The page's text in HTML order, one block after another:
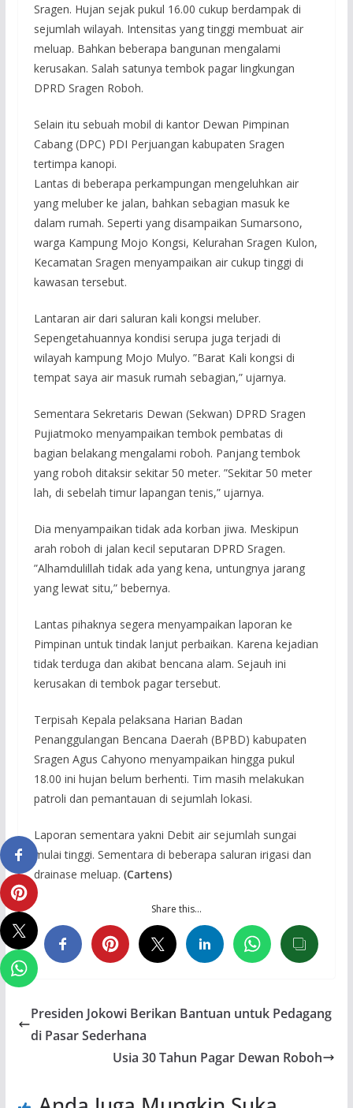
Sragen. Hujan sejak pukul 16.00 cukup berdampak di
sejumlah wilayah. Intensitas yang tinggi membuat air
meluap. Bahkan beberapa bangunan mengalami
kerusakan. Salah satunya tembok pagar lingkungan
DPRD Sragen Roboh.
Selain itu sebuah mobil di kantor Dewan Pimpinan
Cabang (DPC) PDI Perjuangan kabupaten Sragen
tertimpa kanopi.
Lantas di beberapa perkampungan mengeluhkan air
yang meluber ke jalan, bahkan sebagian masuk ke
dalam rumah. Seperti yang disampaikan Sumarsono,
warga Kampung Mojo Kongsi, Kelurahan Sragen Kulon,
Kecamatan Sragen menyampaikan air cukup tinggi di
kawasan tersebut.
Lantaran air dari saluran kali kongsi meluber.
Sepengetahuannya kondisi serupa juga terjadi di
wilayah kampung Mojo Mulyo. ”Barat Kali kongsi di
tempat saya air masuk rumah sebagian,” ujarnya.
Sementara Sekretaris Dewan (Sekwan) DPRD Sragen
Pujiatmoko menyampaikan tembok pembatas di
bagian belakang mengalami roboh. Panjang tembok
yang roboh ditaksir sekitar 50 meter. ”Sekitar 50 meter
lah, di sebelah timur lapangan tenis,” ujarnya.
Dia menyampaikan tidak ada korban jiwa. Meskipun
arah roboh di jalan kecil seputaran DPRD Sragen.
”Alhamdulillah tidak ada yang kena, untungnya jarang
yang lewat situ,” bebernya.
Lantas pihaknya segera menyampaikan laporan ke
Pimpinan untuk tindak lanjut perbaikan. Karena kejadian
tidak terduga dan akibat bencana alam. Sejauh ini
kerusakan di tembok pagar tersebut.
Terpisah Kepala pelaksana Harian Badan
Penanggulangan Bencana Daerah (BPBD) kabupaten
Sragen Agus Cahyono menyampaikan hingga pukul
18.00 ini hujan belum berhenti. Tim masih melakukan
patroli dan pemantauan di sejumlah lokasi.
Laporan sementara yakni Debit air sejumlah sungai
mulai tinggi. Sementara di beberapa saluran irigasi dan
drainase meluap. (Cartens)
Share this…
Presiden Jokowi Berikan Bantuan untuk Pedagang
di Pasar Sederhana
Usia 30 Tahun Pagar Dewan Roboh